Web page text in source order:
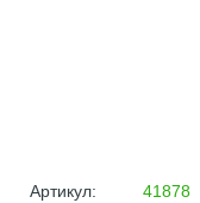
Артикул: 41878